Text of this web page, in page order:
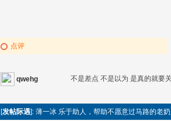
点评
qwehg 不是差点 不是以为 是真的就要
[发帖际遇]: 薄一冰 乐于助人，帮助不愿意过马路的老